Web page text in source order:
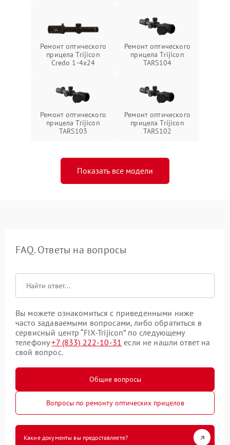
Ремонт оптического
прицела Trijicon
Credo 1-4x24
Ремонт оптического
прицела Trijicon
TARS104
Ремонт оптического
прицела Trijicon
TARS103
Ремонт оптического
прицела Trijicon
TARS102
Показать все модели
FAQ. Ответы на вопросы
Вы можете ознакомиться с приведенными ниже
часто задаваемыми вопросами, либо обратиться в
сервисный центр “FIX-Trijicon” по следующему
телефону+7 (833) 222-10-31 если не нашли ответ на
свой вопрос.
Общие вопросы
Вопросы по ремонту оптических прицелов
Какие документы вы предоставляете?